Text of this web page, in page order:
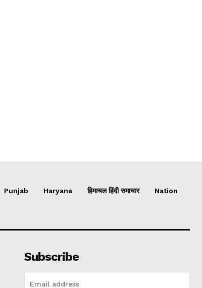
Punjab Haryana हिमाचल हिंदी समाचार Nation
Subscribe